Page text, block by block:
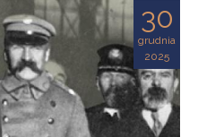
30
grudnia
2025